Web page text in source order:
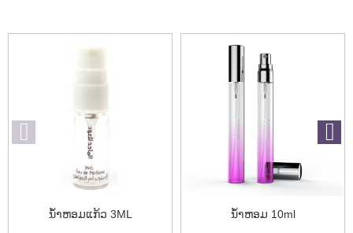
ນໍ້າຫອມແກ້ວ 3ML ນໍ້າຫອມ 10ml